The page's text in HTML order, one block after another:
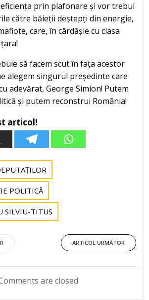
prin plafonare și vor trebui
către băieții deștepți din energie,
care, în cârdășie cu clasa
să facem scut în fața acestor
alegem singurul președinte care
adevărat, George Simion! Putem
și putem reconstrui România!
articol!
POLITICĂ
SILVIU-TITUS
Post
navigation
ARTICOL URMĂTOR
are closed